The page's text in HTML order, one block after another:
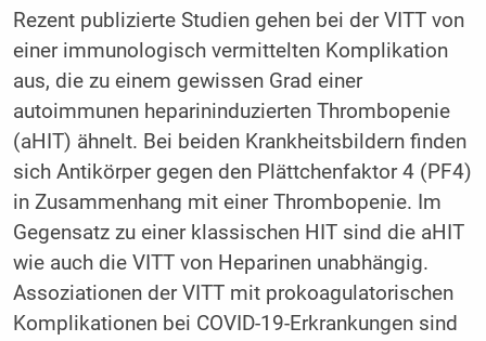
Rezent publizierte Studien gehen bei der VITT von
einer immunologisch vermittelten Komplikation
aus, die zu einem gewissen Grad einer
autoimmunen heparininduzierten Thrombopenie
(aHIT) ähnelt. Bei beiden Krankheitsbildern finden
sich Antikörper gegen den Plättchenfaktor 4 (PF4)
in Zusammenhang mit einer Thrombopenie. Im
Gegensatz zu einer klassischen HIT sind die aHIT
wie auch die VITT von Heparinen unabhängig.
Assoziationen der VITT mit prokoagulatorischen
Komplikationen bei COVID-19-Erkrankungen sind